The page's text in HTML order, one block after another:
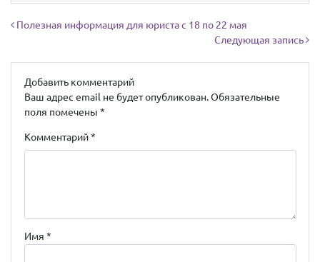
Навигация по записям
Полезная информация для юриста с 18 по 22 мая
Следующая запись
Добавить комментарий
Ваш адрес email не будет опубликован. Обязательные
поля помечены *
Комментарий*
Имя *